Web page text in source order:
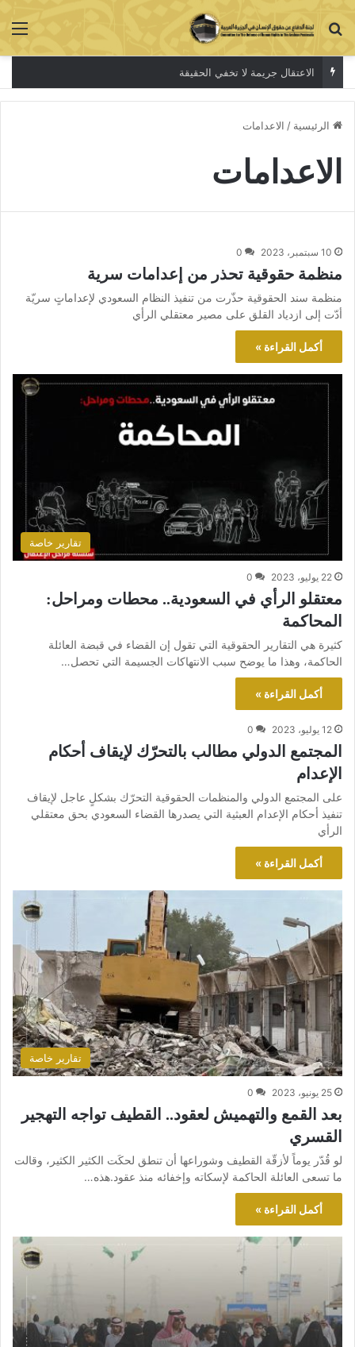
بحث عن
الاعتقال جريمة لا تخفي الحقيقة
الرئيسية / الاعدامات
الاعدامات
10 سبتمبر، 2023 0
منظمة حقوقية تحذر من إعدامات سرية
منظمة سند الحقوقية حذّرت من تنفيذ النظام السعودي لإعداماتٍ سريّة
أدّت إلى ازدياد القلق على مصير معتقلي الرأي
أكمل القراءة »
تقارير خاصة
22 يوليو، 2023 0
معتقلو الرأي في السعودية.. محطات ومراحل:
المحاكمة
كثيرة هي التقارير الحقوقية التي تقول إن القضاء في قبضة العائلة
الحاكمة، وهذا ما يوضح سبب الانتهاكات الجسيمة التي تحصل…
أكمل القراءة »
12 يوليو، 2023 0
المجتمع الدولي مطالب بالتحرّك لإيقاف أحكام
الإعدام
على المجتمع الدولي والمنظمات الحقوقية التحرّك بشكلٍ عاجل لإيقاف
تنفيذ أحكام الإعدام العبثية التي يصدرها القضاء السعودي بحق معتقلي
الرأي
أكمل القراءة »
تقارير خاصة
25 يونيو، 2023 0
بعد القمع والتهميش لعقود.. القطيف تواجه التهجير
القسري
لو قُدّر يوماً لأزقّة القطيف وشوراعها أن تنطق لحكَت الكثير الكثير، وقالت
ما تسعى العائلة الحاكمة لإسكاته وإخفائه منذ عقود.هذه…
أكمل القراءة »